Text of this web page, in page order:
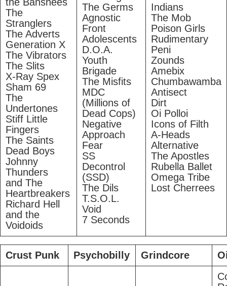
The
Stranglers
The Adverts
Generation X
The Vibrators
The Slits
X-Ray Spex
Sham 69
The
Undertones
Stiff Little
Fingers
The Saints
Dead Boys
Johnny
Thunders
and The
Heartbreakers
Richard Hell
and the
Voidoids
The Germs
Agnostic
Front
Adolescents
D.O.A.
Youth
Brigade
The Misfits
MDC
(Millions of
Dead Cops)
Negative
Approach
Fear
SS
Decontrol
(SSD)
The Dils
T.S.O.L.
Void
7 Seconds
Indians
The Mob
Poison Girls
Rudimentary
Peni
Zounds
Amebix
Chumbawamba
Antisect
Dirt
Oi Polloi
Icons of Filth
A-Heads
Alternative
The Apostles
Rubella Ballet
Omega Tribe
Lost Cherrees
Crust Punk Psychobilly Grindcore